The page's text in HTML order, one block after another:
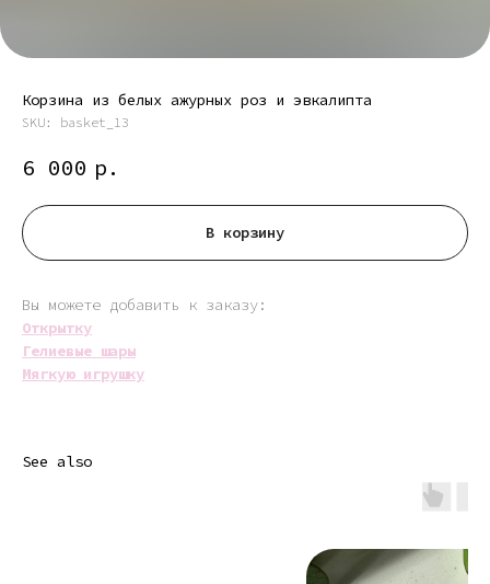
Корзина из белых ажурных роз и эвкалипта
SKU: basket_13
6 000 р.
В корзину
Вы можете добавить к заказу:
Открытку
Гелиевые шары
Мягкую игрушку
See also